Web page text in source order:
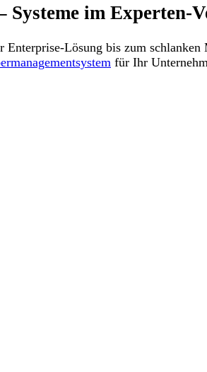
Systeme im Experten-
Lösung bis zum
für Ihr